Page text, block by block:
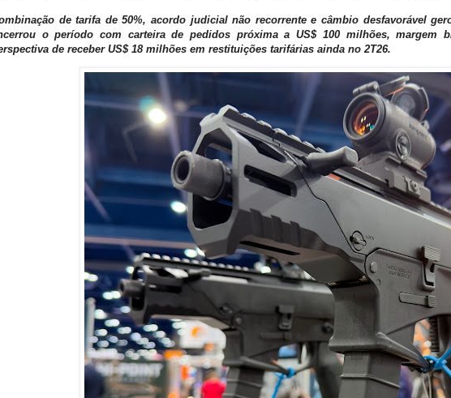
de tarifa de 50%, acordo judicial não recorrente e câmbio desfavorável
o período com carteira de pedidos próxima a US$ 100 milhões, margem
de receber US$ 18 milhões em restituições tarifárias ainda no 2T26.